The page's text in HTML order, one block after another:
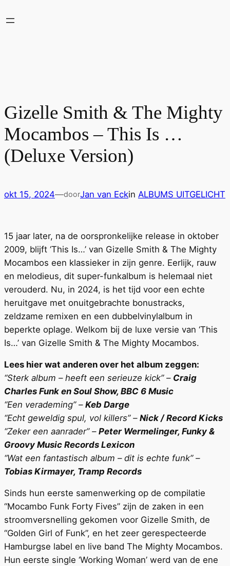
naar
Gizelle Smith & The Mighty
Mocambos – This Is …
(Deluxe Version)
okt 15, 2024—doorJan van Eckin ALBUMS UITGELICHT
15 jaar later, na de oorspronkelijke release in oktober
2009, blijft ‘This Is…’ van Gizelle Smith & The Mighty
Mocambos een klassieker in zijn genre. Eerlijk, rauw
en melodieus, dit super-funkalbum is helemaal niet
verouderd. Nu, in 2024, is het tijd voor een echte
heruitgave met onuitgebrachte bonustracks,
zeldzame remixen en een dubbelvinylalbum in
beperkte oplage. Welkom bij de luxe versie van ‘This
Is…’ van Gizelle Smith & The Mighty Mocambos.
Lees hier wat anderen over het album zeggen:
“Sterk album – heeft een serieuze kick” – Craig
Charles Funk en Soul Show, BBC 6 Music
“Een verademing” – Keb Darge
“Echt geweldig spul, vol killers” – Nick / Record Kicks
“Zeker een aanrader” – Peter Wermelinger, Funky &
Groovy Music Records Lexicon
“Wat een fantastisch album – dit is echte funk” –
Tobias Kirmayer, Tramp Records
Sinds hun eerste samenwerking op de compilatie
“Mocambo Funk Forty Fives” zijn de zaken in een
stroomversnelling gekomen voor Gizelle Smith, de
“Golden Girl of Funk”, en het zeer gerespecteerde
Hamburgse label en live band The Mighty Mocambos.
Hun eerste single ‘Working Woman’ werd van de ene